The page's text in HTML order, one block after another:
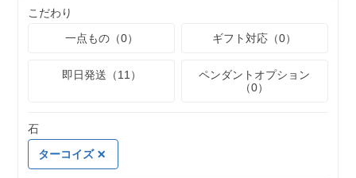
こだわり
一点もの（0）
ギフト対応（0）
即日発送（11）
ペンダントオプション
（0）
石
ターコイズ